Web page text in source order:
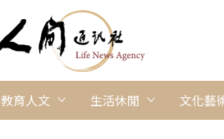
教育人文 生活休閒 文化藝